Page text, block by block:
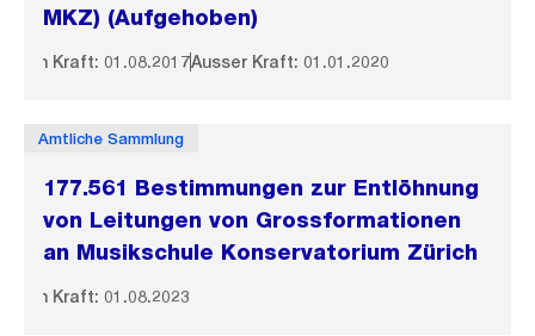
MKZ) (Aufgehoben)
In Kraft: 01.08.2017Ausser Kraft: 01.01.2020
Amtliche Sammlung
177.561 Bestimmungen zur Entlöhnung
von Leitungen von Grossformationen
an Musikschule Konservatorium Zürich
In Kraft: 01.08.2023